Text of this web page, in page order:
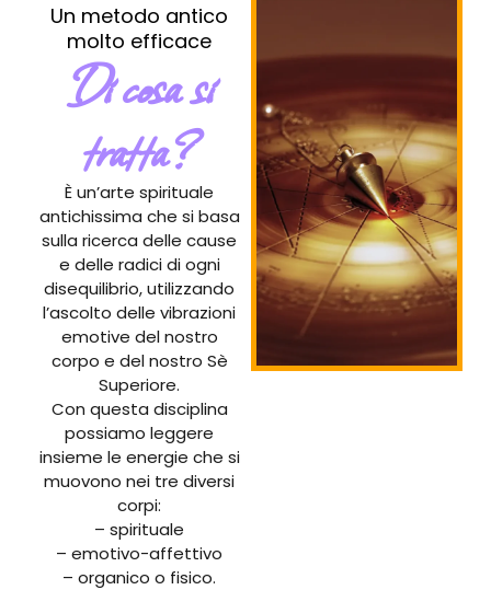
Un metodo antico
molto efficace
Di cosa si
tratta?
È un’arte spirituale
antichissima che si basa
sulla ricerca delle cause
e delle radici di ogni
disequilibrio, utilizzando
l’ascolto delle vibrazioni
emotive del nostro
corpo e del nostro Sè
Superiore.
Con questa disciplina
possiamo leggere
insieme le energie che si
muovono nei tre diversi
corpi:
– spirituale
– emotivo-affettivo
– organico o fisico.